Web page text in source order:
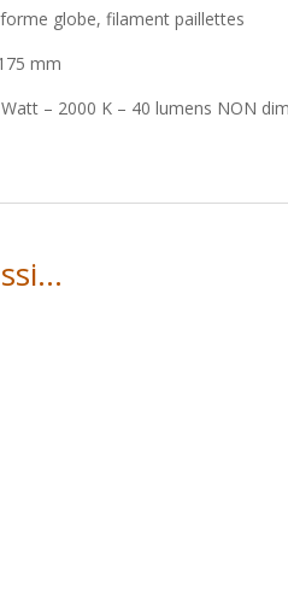
globe, filament paillettes
mm
– 2000 K – 40 lumens NON